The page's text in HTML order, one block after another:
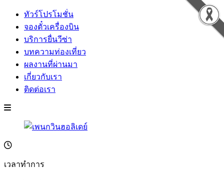
ทัวร์โปรโมชั่น
จองตั๋วเครื่องบิน
บริการยื่นวีซ่า
บทความท่องเที่ยว
ผลงานที่ผ่านมา
เกี่ยวกับเรา
ติดต่อเรา
เวลาทำการ